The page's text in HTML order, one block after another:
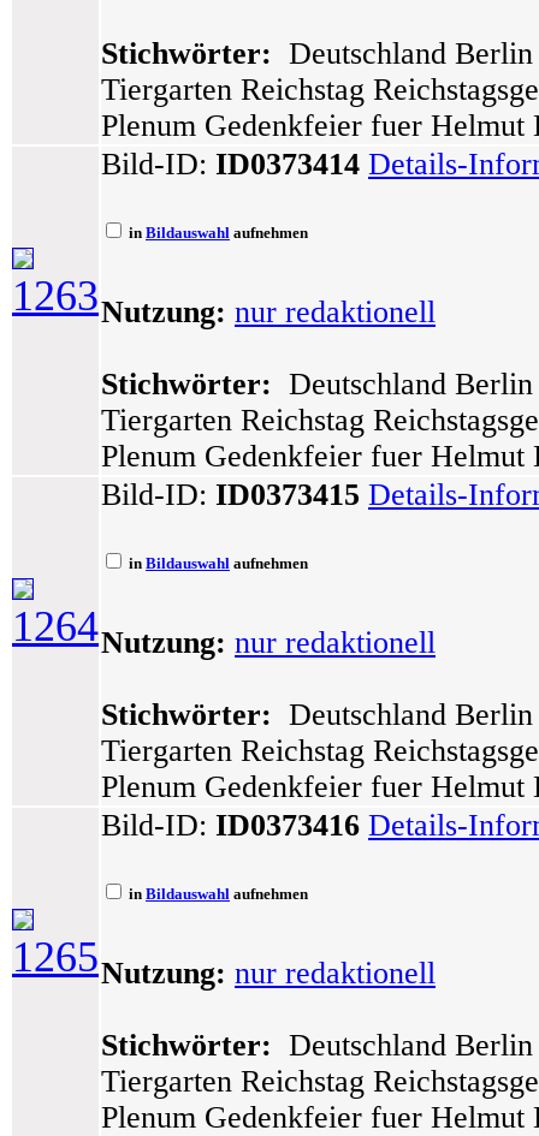
Stichwörter: Deutschland
Tiergarten Reichstag
Plenum Gedenkfeier fuer
1263
Bild-ID: ID0373414 Details-
in Bildauswahl aufnehmen
Nutzung: nur redaktionell
Stichwörter: Deutschland
Tiergarten Reichstag
Plenum Gedenkfeier fuer
1264
Bild-ID: ID0373415 Details-
in Bildauswahl aufnehmen
Nutzung: nur redaktionell
Stichwörter: Deutschland
Tiergarten Reichstag
Plenum Gedenkfeier fuer
1265
Bild-ID: ID0373416 Details-
in Bildauswahl aufnehmen
Nutzung: nur redaktionell
Stichwörter: Deutschland
Tiergarten Reichstag
Plenum Gedenkfeier fuer